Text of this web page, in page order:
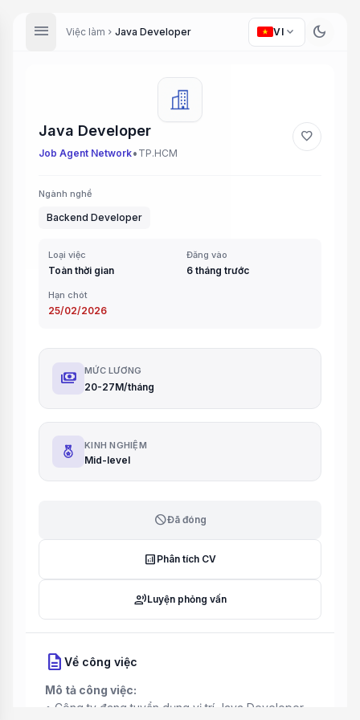
menu Việc làm chevron_right Java Developer VI expand_more dark_mode
Java Developer
Job Agent Network• TP.HCM
favorite
Ngành nghề
Backend Developer
Loại việc
Toàn thời gian
Đăng vào
6 tháng trước
Hạn chót
25/02/2026
payments MỨC LƯƠNG
20-27M/tháng
KINH NGHIỆM
Mid-level
blockĐã đóng
analytics Phân tích CV
record_voice_overLuyện phỏng vấn
description Về công việc
Mô tả công việc:
• Công ty đang tuyển dụng vị trí Java Developer